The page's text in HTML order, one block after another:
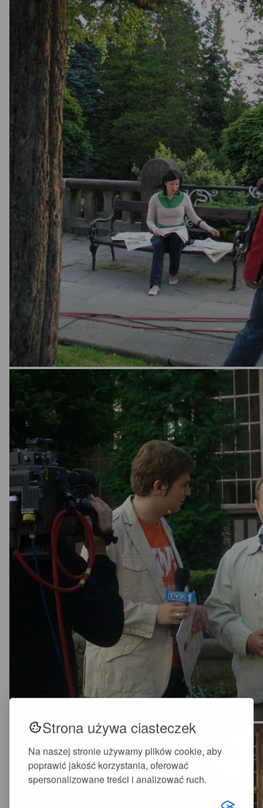
Strona używa ciasteczek
Na naszej stronie używamy plików cookie, aby
poprawić jakość korzystania, oferować
spersonalizowane treści i analizować ruch.